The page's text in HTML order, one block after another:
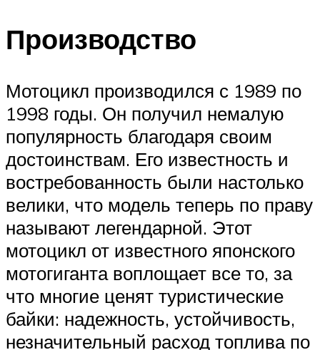
Производство
Мотоцикл производился с 1989 по
1998 годы. Он получил немалую
популярность благодаря своим
достоинствам. Его известность и
востребованность были настолько
велики, что модель теперь по праву
называют легендарной. Этот
мотоцикл от известного японского
мотогиганта воплощает все то, за
что многие ценят туристические
байки: надежность, устойчивость,
незначительный расход топлива по